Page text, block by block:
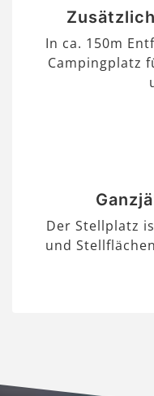
In ca. 150m
Campingplatz
Der Stellplatz
und